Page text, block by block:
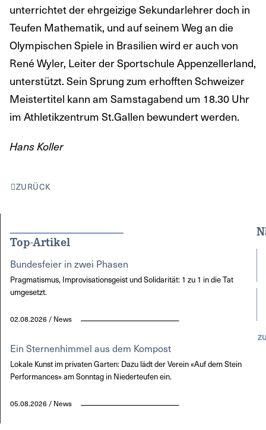
unterrichtet der ehrgeizige Sekundarlehrer doch in
Teufen Mathematik, und auf seinem Weg an die
Olympischen Spiele in Brasilien wird er auch von
René Wyler, Leiter der Sportschule Appenzellerland,
unterstützt. Sein Sprung zum erhofften Schweizer
Meistertitel kann am Samstagabend um 18.30 Uhr
im Athletikzentrum St.Gallen bewundert werden.
Hans Koller
ZURÜCK
Top-Artikel
Bundesfeier in zwei Phasen
Pragmatismus, Improvisationsgeist und Solidarität: 1 zu 1 in die Tat
umgesetzt.
02.08.2026 / News
Ein Sternenhimmel aus dem Kompost
Lokale Kunst im privaten Garten: Dazu lädt der Verein «Auf dem Stein
Performances» am Sonntag in Niederteufen ein.
05.08.2026 / News